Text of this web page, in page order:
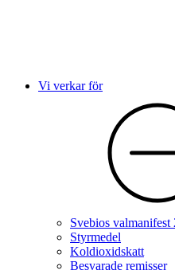
Vi verkar för
Svebios valmanifest
Styrmedel
Koldioxidskatt
Besvarade remisser